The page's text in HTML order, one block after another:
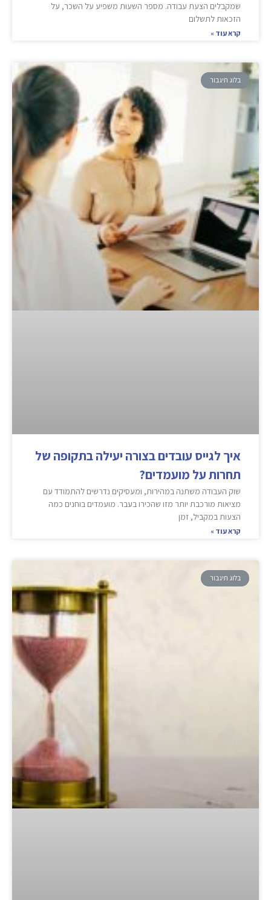
שמקבלים הצעת עבודה. מספר השעות משפיע על השכר, על
הזכאות לתשלום
קרא עוד »
בלוג תיגבור
איך לגייס עובדים בצורה יעילה בתקופה של
תחרות על מועמדים?
שוק העבודה משתנה במהירות, ומעסיקים נדרשים להתמודד עם
מציאות מורכבת יותר מזו שהכירו בעבר. מועמדים בוחנים כמה
הצעות במקביל, זמן
קרא עוד »
בלוג תיגבור